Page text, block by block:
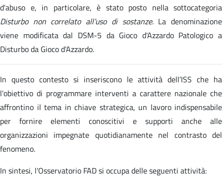
d'abuso e, in particolare, è stato posto nella sottocategoria
Disturbo non correlato all’uso di sostanze. La denominazione
viene modificata dal DSM-5 da Gioco d'Azzardo Patologico a
Disturbo da Gioco d'Azzardo.
In questo contesto si inseriscono le attività dell’ISS che ha
l'obiettivo di programmare interventi a carattere nazionale che
affrontino il tema in chiave strategica, un lavoro indispensabile
per fornire elementi conoscitivi e supporti anche alle
organizzazioni impegnate quotidianamente nel contrasto del
fenomeno.
In sintesi, l'Osservatorio FAD si occupa delle seguenti attività: